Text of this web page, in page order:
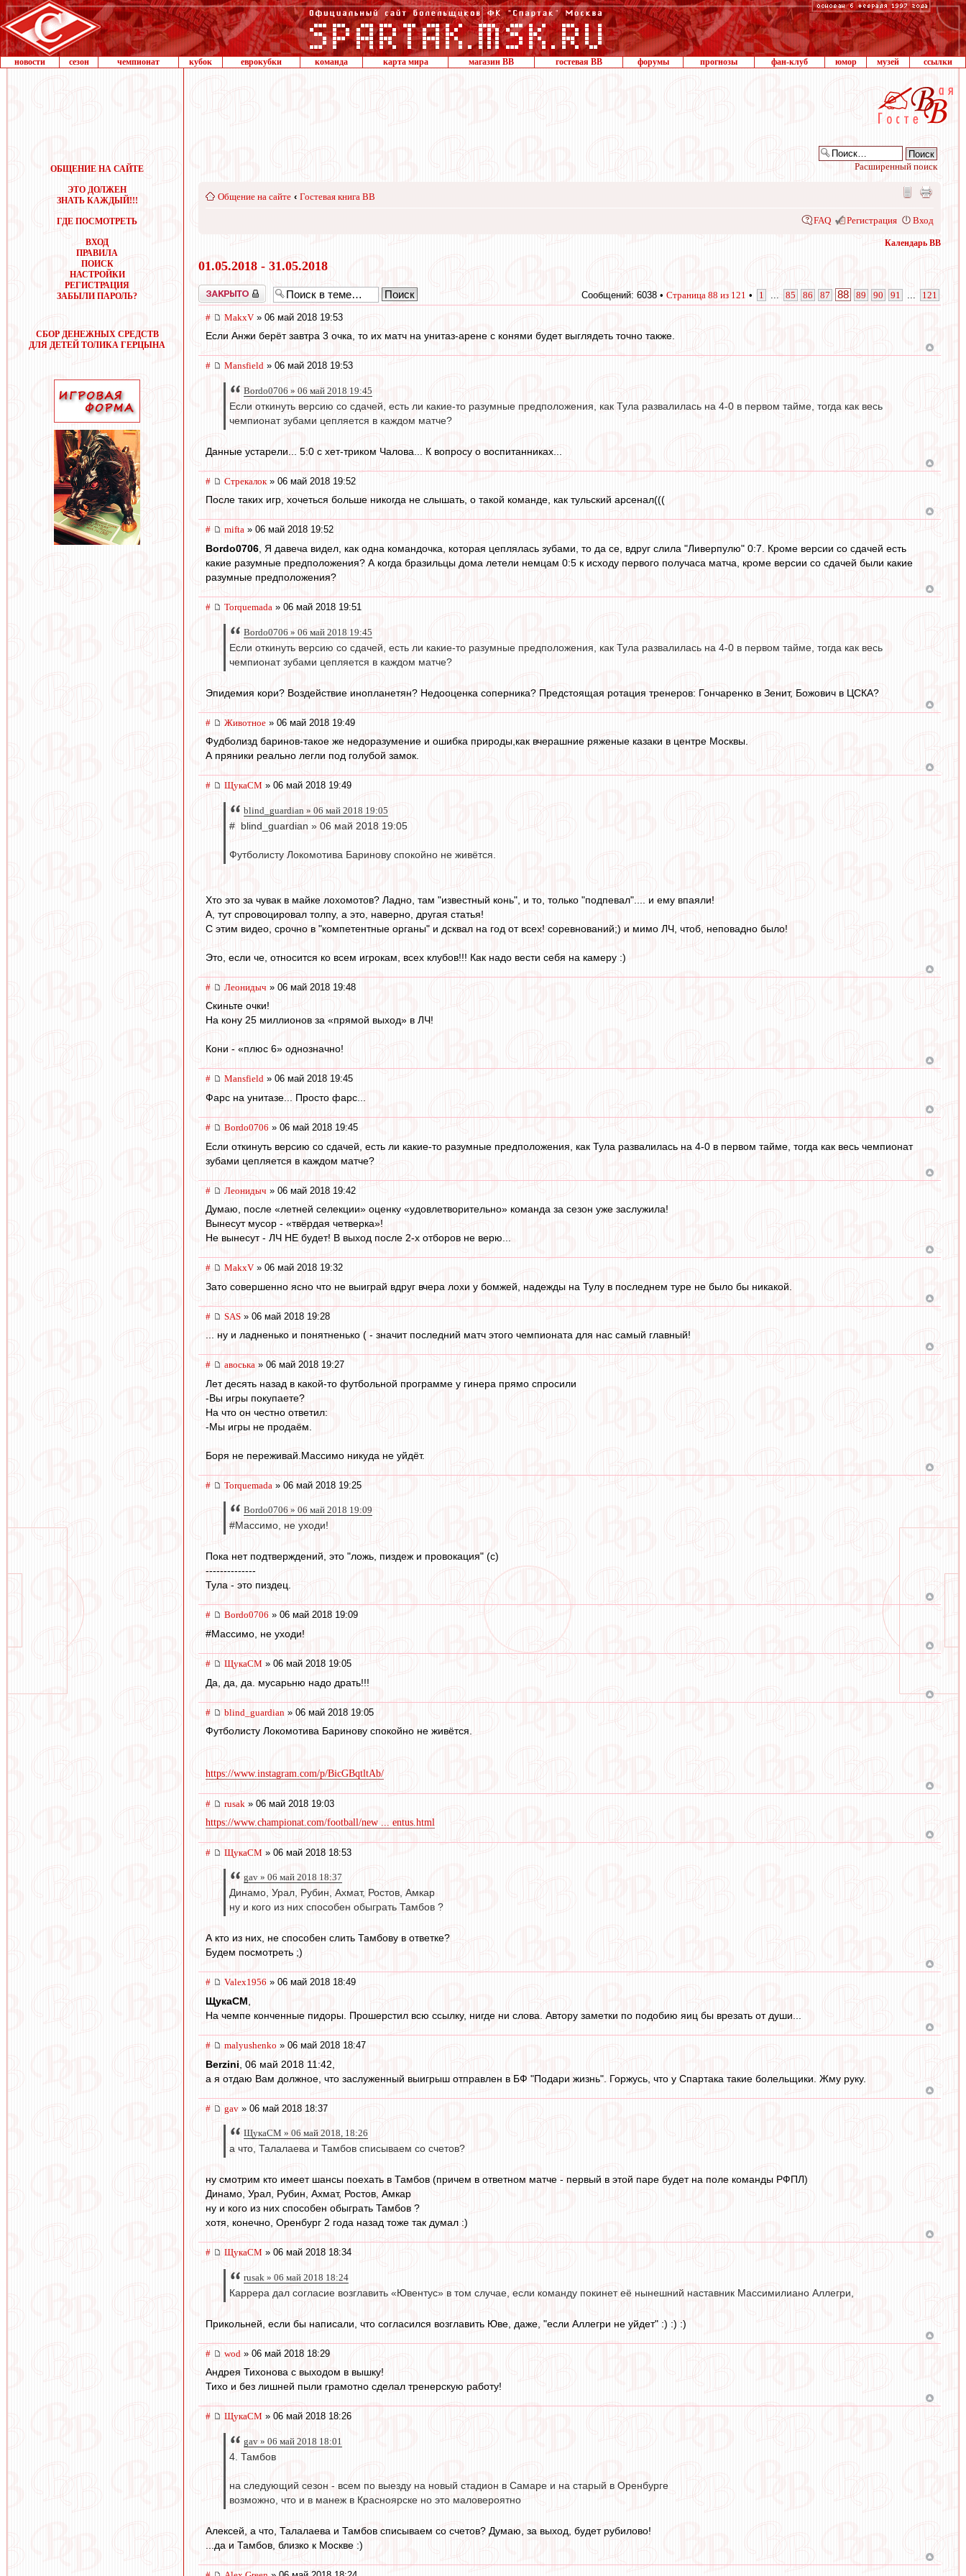
новости сезон чемпионат кубок еврокубки команда карта мира магазин ВВ гостевая ВВ форумы прогнозы фан-клуб юмор музей ссылки
ОБЩЕНИЕ НА САЙТЕ
ЭТО ДОЛЖЕН
ЗНАТЬ КАЖДЫЙ!!!
ГДЕ ПОСМОТРЕТЬ
ВХОД
ПРАВИЛА
ПОИСК
НАСТРОЙКИ
РЕГИСТРАЦИЯ
ЗАБЫЛИ ПАРОЛЬ?
СБОР ДЕНЕЖНЫХ СРЕДСТВ
ДЛЯ ДЕТЕЙ ТОЛИКА ГЕРЦЫНА
Расширенный поиск
Общение на сайте ‹ Гостевая книга ВВ
FAQ Регистрация Вход
Календарь ВВ
01.05.2018 - 31.05.2018
Закрыто Сообщений: 6038 • Страница 88 из 121 • 1 85 86 87 88 89 90 91 121
# MakxV » 06 май 2018 19:53
Если Анжи берёт завтра 3 очка, то их матч на унитаз-арене с конями будет выглядеть точно также.
# Mansfield » 06 май 2018 19:53
Bordo0706 » 06 май 2018 19:45
Если откинуть версию со сдачей, есть ли какие-то разумные предположения, как Тула развалилась на 4-0 в первом тайме, тогда как весь
чемпионат зубами цепляется в каждом матче?
Данные устарели... 5:0 с хет-триком Чалова... К вопросу о воспитанниках...
# Стрекалок » 06 май 2018 19:52
После таких игр, хочеться больше никогда не слышать, о такой команде, как тульский арсенал(((
# mifta » 06 май 2018 19:52
Bordo0706 , Я давеча видел, как одна командочка, которая цеплялась зубами, то да се, вдруг слила "Ливерпулю" 0:7. Кроме версии со сдачей есть
какие разумные предположения? А когда бразильцы дома летели немцам 0:5 к исходу первого получаса матча, кроме версии со сдачей были какие
разумные предположения?
# Torquemada » 06 май 2018 19:51
Bordo0706 » 06 май 2018 19:45
Если откинуть версию со сдачей, есть ли какие-то разумные предположения, как Тула развалилась на 4-0 в первом тайме, тогда как весь
чемпионат зубами цепляется в каждом матче?
Эпидемия кори? Воздействие инопланетян? Недооценка соперника? Предстоящая ротация тренеров: Гончаренко в Зенит, Божович в ЦСКА?
# Животное » 06 май 2018 19:49
Фудболизд баринов-такое же недоразумение и ошибка природы,как вчерашние ряженые казаки в центре Москвы.
А пряники реально легли под голубой замок.
# ЩукаСМ » 06 май 2018 19:49
blind_guardian » 06 май 2018 19:05
# blind_guardian » 06 май 2018 19:05
Футболисту Локомотива Баринову спокойно не живётся.
Хто это за чувак в майке лохомотов? Ладно, там "известный конь", и то, только "подпевал".... и ему впаяли!
А, тут спровоцировал толпу, а это, наверно, другая статья!
С этим видео, срочно в "компетентные органы" и дсквал на год от всех! соревнований;) и мимо ЛЧ, чтоб, неповадно было!
Это, если че, относится ко всем игрокам, всех клубов!!! Как надо вести себя на камеру :)
# Леонидыч » 06 май 2018 19:48
Скиньте очки!
На кону 25 миллионов за «прямой выход» в ЛЧ!
Кони - «плюс 6» однозначно!
# Mansfield » 06 май 2018 19:45
Фарс на унитазе... Просто фарс...
# Bordo0706 » 06 май 2018 19:45
Если откинуть версию со сдачей, есть ли какие-то разумные предположения, как Тула развалилась на 4-0 в первом тайме, тогда как весь чемпионат
зубами цепляется в каждом матче?
# Леонидыч » 06 май 2018 19:42
Думаю, после «летней селекции» оценку «удовлетворительно» команда за сезон уже заслужила!
Вынесут мусор - «твёрдая четверка»!
Не вынесут - ЛЧ НЕ будет! В выход после 2-х отборов не верю...
# MakxV » 06 май 2018 19:32
Зато совершенно ясно что не выиграй вдруг вчера лохи у бомжей, надежды на Тулу в последнем туре не было бы никакой.
# SAS » 06 май 2018 19:28
... ну и ладненько и понятненько ( - значит последний матч этого чемпионата для нас самый главный!
# авоська » 06 май 2018 19:27
Лет десять назад в какой-то футбольной программе у гинера прямо спросили
-Вы игры покупаете?
На что он честно ответил:
-Мы игры не продаём.
Боря не переживай.Массимо никуда не уйдёт.
# Torquemada » 06 май 2018 19:25
Bordo0706 » 06 май 2018 19:09
#Массимо, не уходи!
Пока нет подтверждений, это "ложь, пиздеж и провокация" (с)
--------------
Тула - это пиздец.
# Bordo0706 » 06 май 2018 19:09
#Массимо, не уходи!
# ЩукаСМ » 06 май 2018 19:05
Да, да, да. мусарьню надо драть!!!
# blind_guardian » 06 май 2018 19:05
Футболисту Локомотива Баринову спокойно не живётся.
https://www.instagram.com/p/BicGBqtltAb/
# rusak » 06 май 2018 19:03
https://www.championat.com/football/new ... entus.html
# ЩукаСМ » 06 май 2018 18:53
gav » 06 май 2018 18:37
Динамо, Урал, Рубин, Ахмат, Ростов, Амкар
ну и кого из них способен обыграть Тамбов ?
А кто из них, не способен слить Тамбову в ответке?
Будем посмотреть ;)
# Valex1956 » 06 май 2018 18:49
ЩукаСМ
На чемпе конченные пидоры. Прошерстил всю ссылку, нигде ни слова. Автору заметки по подобию яиц бы врезать от души...
# malyushenko » 06 май 2018 18:47
Berzini , 06 май 2018 11:42,
а я отдаю Вам должное, что заслуженный выигрыш отправлен в БФ "Подари жизнь". Горжусь, что у Спартака такие болельщики. Жму руку.
# gav » 06 май 2018 18:37
ЩукаСМ » 06 май 2018, 18:26
а что, Талалаева и Тамбов списываем со счетов?
ну смотрим кто имеет шансы поехать в Тамбов (причем в ответном матче - первый в этой паре будет на поле команды РФПЛ)
Динамо, Урал, Рубин, Ахмат, Ростов, Амкар
ну и кого из них способен обыграть Тамбов ?
хотя, конечно, Оренбург 2 года назад тоже так думал :)
# ЩукаСМ » 06 май 2018 18:34
rusak » 06 май 2018 18:24
Каррера дал согласие возглавить «Ювентус» в том случае, если команду покинет её нынешний наставник Массимилиано Аллегри,
Прикольней, если бы написали, что согласился возглавить Юве, даже, "если Аллегри не уйдет" :) :) :)
# wod » 06 май 2018 18:29
Андрея Тихонова с выходом в вышку!
Тихо и без лишней пыли грамотно сделал тренерскую работу!
# ЩукаСМ » 06 май 2018 18:26
gav » 06 май 2018 18:01
4. Тамбов
на следующий сезон - всем по выезду на новый стадион в Самаре и на старый в Оренбурге
возможно, что и в манеж в Красноярске но это маловероятно
Алексей, а что, Талалаева и Тамбов списываем со счетов? Думаю, за выход, будет рубилово!
...да и Тамбов, близко к Москве :)